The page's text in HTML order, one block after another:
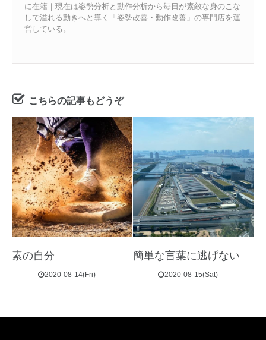
に在籍｜現在は姿勢分析と動作分析から毎日が素敵な身のこな
しで溢れる動きへと導く「姿勢改善・動作改善」の専門店を運
営している。
こちらの記事もどうぞ
素の自分
2020-08-14(Fri)
簡単な言葉に逃げない
2020-08-15(Sat)